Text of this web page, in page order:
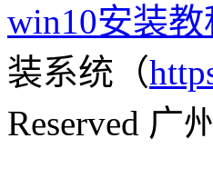
win10安装教
装系统（
Reserved 广